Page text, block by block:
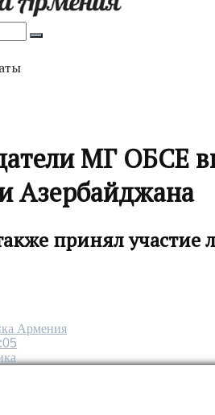
МГ ОБСЕ
Азербайджана
принял
Армения